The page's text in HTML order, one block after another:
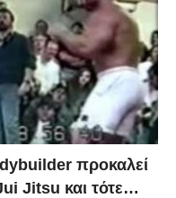
προκαλεί
Jitsu και τότε…